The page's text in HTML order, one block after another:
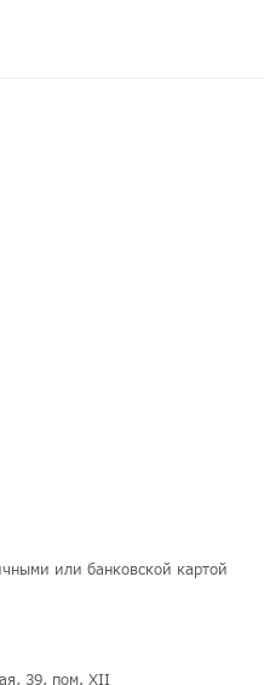
или банковской картой
39, пом. XII